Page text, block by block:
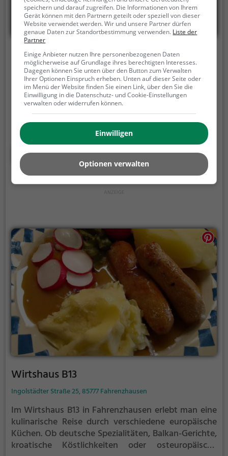
Riedmair
Boltzmannstraße 11, 85748 Garching bei München
Im Café Riedmair in Garching bei München kann
man in gemütlicher Atmosphäre eine vielfältige
Auswahl an köstlichen Kaffeespezialitäten und
leckerem Kuchen genießen. Doch nicht nur das:
Auch für den kleinen oder großen Hunger am
Morgen bietet das Café ein reichhaltiges
Frühstücksangebot. Egal ob alleine, mit Freunden
oder der Familie – hier findet man einladende
Sitzplätze und freundliches Personal, das einen mit
Atmosphäre dieses charmanten Cafés und genieße
eine Pause bei leckeren Leckereien.
Mehr erfahren
Wirtshaus B13
Ingolstädter Straße 25, 85777 Fahrenzhausen
Im Wirtshaus B13 in Fahrenzhausen erlebt man eine
kulinarische Reise durch verschiedene europäische
Küchen. Ob deutsche Spezialitäten, Balkan-Gerichte,
kroatische Köstlichkeiten oder osteuropäische
speichern und darauf zugreifen. Die Informationen von Ihrem
Gerät können mit den Partnern geteilt oder speziell von dieser
Website verwendet werden. Wir und unsere Partner dürfen
genaue Daten zur Standortbestimmung verwenden. Liste der
Partner
Einige Anbieter nutzen Ihre personenbezogenen Daten
möglicherweise auf Grundlage ihres berechtigten Interesses.
Dagegen können Sie unten über den Button zum Verwalten
Ihrer Optionen Einspruch erheben. Unten auf dieser Seite oder
im Menü der Website finden Sie einen Link, über den Sie die
Einwilligung in die Datenschutz- und Cookie-Einstellungen
verwalten oder widerrufen können.
Einwilligen
Optionen verwalten